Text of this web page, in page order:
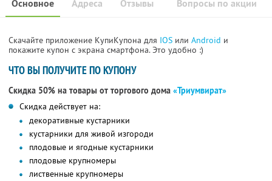
Основное Отзывы Вопросы по акции
Адреса
Скачайте приложение КупиКупона для IOS или Android и
покажите купон с экрана смартфона. Это удобно :)
ЧТО ВЫ ПОЛУЧИТЕ ПО КУПОНУ
Скидка 50% на товары от торгового дома «Триумвират»
Скидка действует на:
декоративные кустарники
кустарники для живой изгороди
плодовые и ягодные кустарники
плодовые крупномеры
лиственные крупномеры